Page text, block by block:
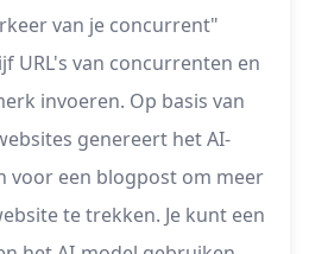
van je concurrent"
URL's van concurrenten en
invoeren. Op basis van
genereert het AI-
voor een blogpost om meer
te trekken. Je kunt een